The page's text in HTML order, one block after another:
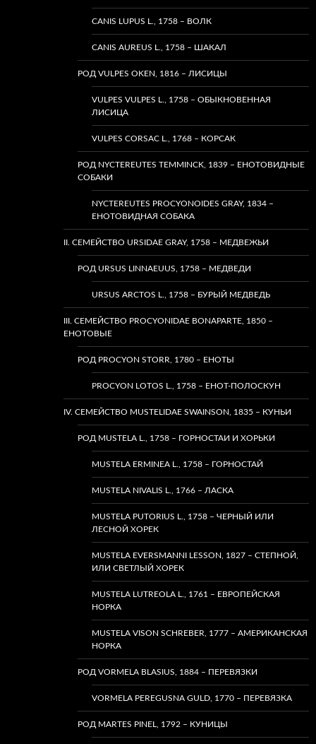
CANIS LUPUS L., 1758 – ВОЛК
CANIS AUREUS L., 1758 – ШАКАЛ
РОД VULPES OKEN, 1816 – ЛИСИЦЫ
VULPES VULPES L., 1758 – ОБЫКНОВЕННАЯ
ЛИСИЦА
VULPES CORSAC L., 1768 – КОРСАК
РОД NYCTEREUTES TEMMINCK, 1839 – ЕНОТОВИДНЫЕ
СОБАКИ
NYCTEREUTES PROCYONOIDES GRAY, 1834 –
ЕНОТОВИДНАЯ СОБАКА
II. СЕМЕЙСТВО URSIDAE GRAY, 1758 – МЕДВЕЖЬИ
РОД URSUS LINNAEUUS, 1758 – МЕДВЕДИ
URSUS ARCTOS L., 1758 – БУРЫЙ МЕДВЕДЬ
III. СЕМЕЙСТВО PROCYONIDAE BONAPARTE, 1850 –
ЕНОТОВЫЕ
РОД PROCYON STORR, 1780 – ЕНОТЫ
PROCYON LOTOS L., 1758 – ЕНОТ-ПОЛОСКУН
IV. СЕМЕЙСТВО MUSTELIDAE SWAINSON, 1835 – КУНЬИ
РОД MUSTELA L., 1758 – ГОРНОСТАИ И ХОРЬКИ
MUSTELA ERMINEA L., 1758 – ГОРНОСТАЙ
MUSTELA NIVALIS L., 1766 – ЛАСКА
MUSTELA PUTORIUS L., 1758 – ЧЕРНЫЙ ИЛИ
ЛЕСНОЙ ХОРЕК
MUSTELA EVERSMANNI LESSON, 1827 – СТЕПНОЙ,
ИЛИ СВЕТЛЫЙ ХОРЕК
MUSTELA LUTREOLA L., 1761 – ЕВРОПЕЙСКАЯ
НОРКА
MUSTELA VISON SCHREBER, 1777 – АМЕРИКАНСКАЯ
НОРКА
РОД VORMELA BLASIUS, 1884 – ПЕРЕВЯЗКИ
VORMELA PEREGUSNA GULD, 1770 – ПЕРЕВЯЗКА
РОД MARTES PINEL, 1792 – КУНИЦЫ